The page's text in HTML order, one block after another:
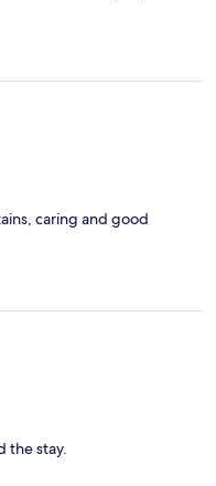
caring and good
the stay.